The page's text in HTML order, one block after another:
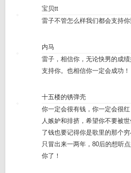
宝贝tt
雷子不管怎么样我们都会支持
内马
雷子，相信你，无论快男的成
支持你。也相信你一定会成功！
十五楼的锈弹壳
你一定会很有钱，你一定会很
人嫉妒和排挤，希望你不要被
了钱也要记得你是歌里的那个
只冒出来一两年，80后的想听
你了！